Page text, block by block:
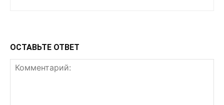
ОСТАВЬТЕ ОТВЕТ